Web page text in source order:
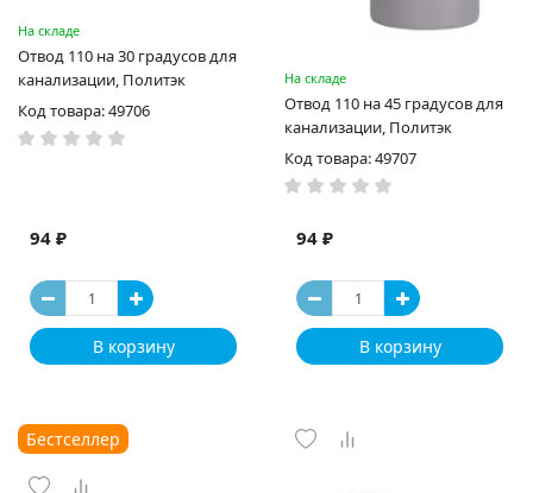
На складе
Отвод 110 на 30 градусов для
канализации, Политэк
Код товара: 49706
94 ₽
В корзину
На складе
Отвод 110 на 45 градусов для
канализации, Политэк
Код товара: 49707
94 ₽
В корзину
Бестселлер